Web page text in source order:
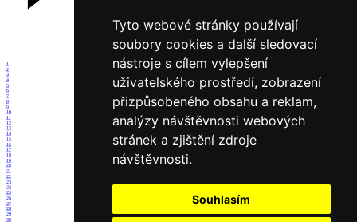
Tyto webové stránky používají
soubory cookies a další sledovací
nástroje s cílem vylepšení
uživatelského prostředí, zobrazení
přizpůsobeného obsahu a reklam,
analýzy návštěvnosti webových
stránek a zjištění zdroje
návštěvnosti.
Souhlasím
1
2
3
4
5
6
7
8
9
10
11
12
13
14
15
16
17
18
19
20
21
22
23
24
25
26
27
28
29
30